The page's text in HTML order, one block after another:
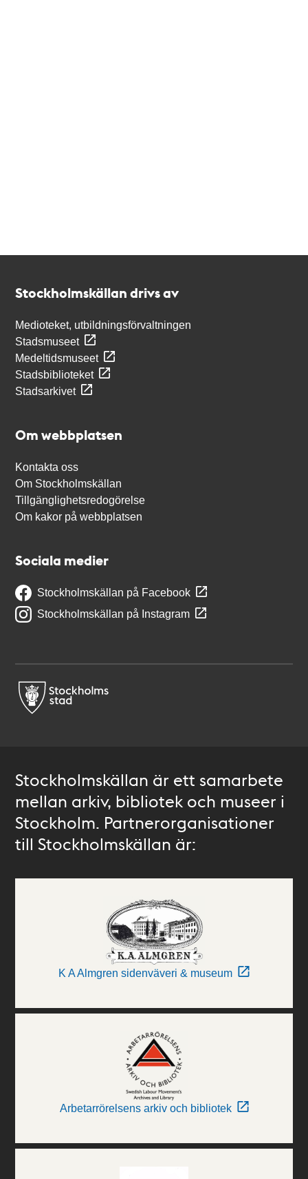
Stockholmskällan drivs av
Medioteket, utbildningsförvaltningen
Stadsmuseet
Medeltidsmuseet
Stadsbiblioteket
Stadsarkivet
Om webbplatsen
Kontakta oss
Om Stockholmskällan
Tillgänglighetsredogörelse
Om kakor på webbplatsen
Sociala medier
Stockholmskällan på Facebook
Stockholmskällan på Instagram
Stockholmskällan är ett samarbete
mellan arkiv, bibliotek och museer i
Stockholm. Partnerorganisationer
till Stockholmskällan är:
K A Almgren sidenväveri & museum
Arbetarrörelsens arkiv och bibliotek